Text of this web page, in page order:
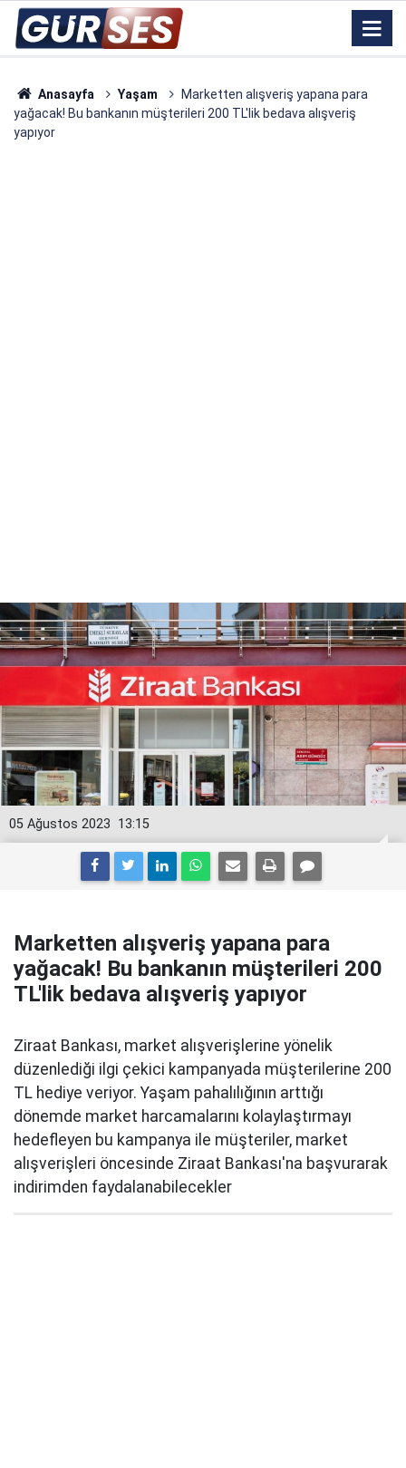
Anasayfa Yaşam
Marketten alışveriş yapana para
yağacak! Bu bankanın müşterileri 200 TL'lik bedava alışveriş
yapıyor
13:15
05 Ağustos 2023
Marketten alışveriş yapana para
yağacak! Bu bankanın müşterileri 200
TL'lik bedava alışveriş yapıyor
Ziraat Bankası, market alışverişlerine yönelik
düzenlediği ilgi çekici kampanyada müşterilerine 200
TL hediye veriyor. Yaşam pahalılığının arttığı
dönemde market harcamalarını kolaylaştırmayı
hedefleyen bu kampanya ile müşteriler, market
alışverişleri öncesinde Ziraat Bankası'na başvurarak
indirimden faydalanabilecekler